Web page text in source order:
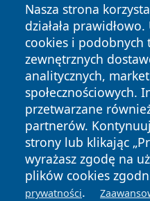
Nasza strona
działała
cookies i
zewnętrznych
analitycznych,
społecznościowych.
przetwarzane
partnerów.
strony lub klikając
wyrażasz zgodę na
plików cookies
prywatności.
Copyright © 2026
zastrzeżone.
News Autorzy